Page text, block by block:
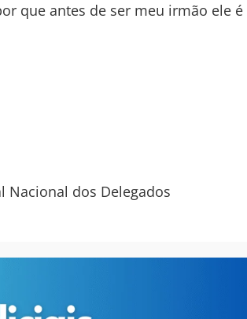
que antes de ser meu irmão ele é
Nacional dos Delegados